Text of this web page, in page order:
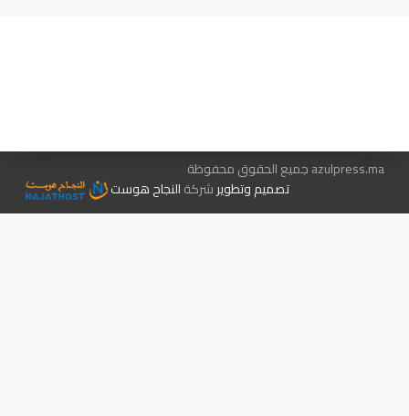
azulpress.ma جميع الحقوق محفوظة
تصميم وتطويرشركةالنجاح هوست